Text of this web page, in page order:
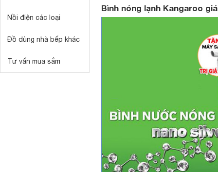
Nồi điện các loại
Đồ dùng nhà bếp khác
Tư vấn mua sắm
Bình nóng lạnh Kangaroo